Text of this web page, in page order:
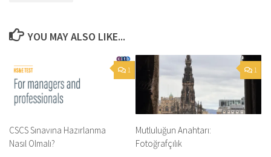
YOU MAY ALSO LIKE...
1
CSCS Sınavına Hazırlanma
Nasıl Olmalı?
1
Mutluluğun Anahtarı:
Fotoğrafçılık